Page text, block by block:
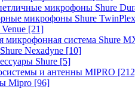
микрофоны Shure
микрофоны Shure TwinPlex
[21]
микрофонная система Shure
Nexadyne [10]
Shure [5]
и антенны MIPRO
Mipro [96]